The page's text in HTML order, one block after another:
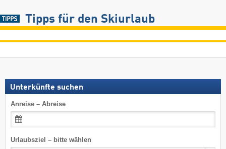
Tipps für den Skiurlaub
Unterkünfte suchen
Anreise – Abreise
Urlaubsziel – bitte wählen